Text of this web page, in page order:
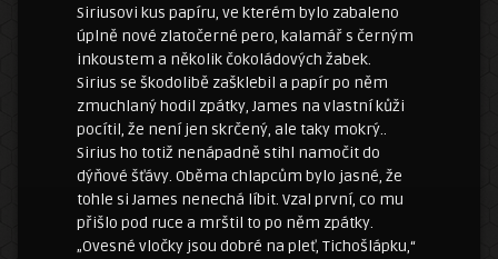
Siriusovi kus papíru, ve kterém bylo zabaleno
úplně nové zlatočerné pero, kalamář s černým
inkoustem a několik čokoládových žabek.
Sirius se škodolibě zašklebil a papír po něm
zmuchlaný hodil zpátky, James na vlastní kůži
pocítil, že není jen skrčený, ale taky mokrý..
Sirius ho totiž nenápadně stihl namočit do
dýňové šťávy. Oběma chlapcům bylo jasné, že
tohle si James nenechá líbit. Vzal první, co mu
přišlo pod ruce a mrštil to po něm zpátky.
„Ovesné vločky jsou dobré na pleť, Tichošlápku,“